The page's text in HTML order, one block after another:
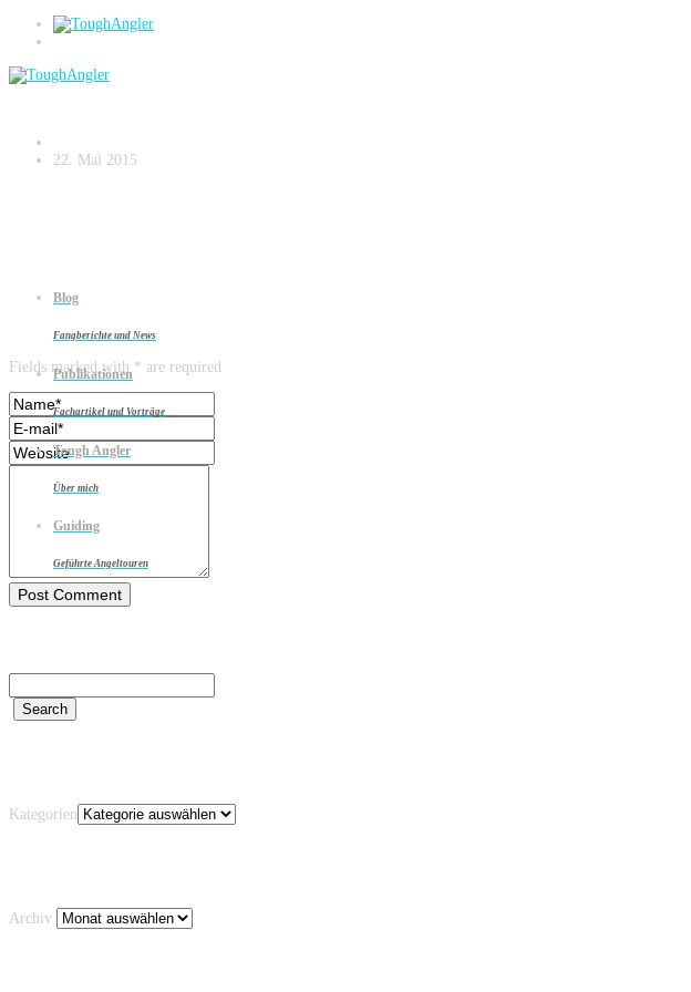
Blog
Fangberichte und News
Publikationen
Fachartikel und Vorträge
Tough Angler
Über mich
Guiding
Geführte Angeltouren
DSC01864
22. Mai 2015
Leave a reply
Fields marked with * are required
Kategorien
Archiv